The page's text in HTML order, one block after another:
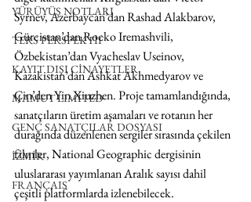
YÜRÜYÜŞ NOTLARI
TERS PERSPEKTİF
KAYIT DIŞI CİNAYETLER
MAMUT LIMITED
GENÇ SANATÇILAR DOSYASI
İZMİR
FRANÇAIS
Syrnev, Azerbaycan’dan Rashad Alakbarov,
Gürcistan’dan Rocko Iremashvili,
Özbekistan’dan Vyacheslav Useinov,
Kazakistan’dan Ashkat Akhmedyarov ve
Çin’den Yin Xiuzhen. Proje tamamlandığında,
sanatçıların üretim aşamaları ve rotanın her
durağında düzenlenen sergiler sırasında çekilen
filmler, National Geographic dergisinin
uluslararası yayımlanan Aralık sayısı dahil
çeşitli platformlarda izlenebilecek.